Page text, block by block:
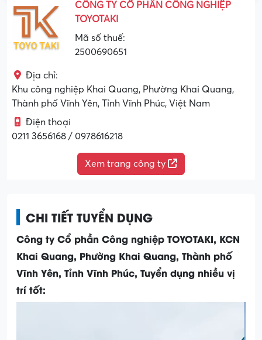
CÔNG TY CỔ PHẦN CÔNG NGHIỆP
TOYOTAKI
Mã số thuế:
2500690651
Địa chỉ:
Khu công nghiệp Khai Quang, Phường Khai Quang,
Thành phố Vĩnh Yên, Tỉnh Vĩnh Phúc, Việt Nam
Điện thoại
0211 3656168 / 0978616218
Xem trang công ty
CHI TIẾT TUYỂN DỤNG
Công ty Cổ phần Công nghiệp TOYOTAKI, KCN
Khai Quang, Phường Khai Quang, Thành phố
Vĩnh Yên, Tỉnh Vĩnh Phúc, Tuyển dụng nhiều vị
trí tốt: